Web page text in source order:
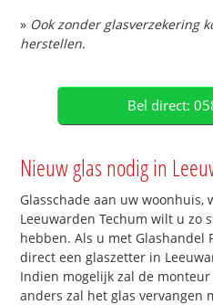
» Ook zonder glasverzekering
herstellen.
Bel direct:
Nieuw glas nodig in
Glasschade aan uw
Leeuwarden Techum wilt u zo
hebben. Als u met Glashandel
direct een glaszetter in
Indien mogelijk zal de
anders zal het glas vervangen